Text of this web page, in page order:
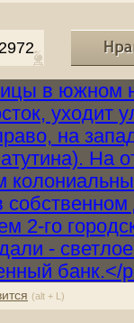
2972
(alt + L)